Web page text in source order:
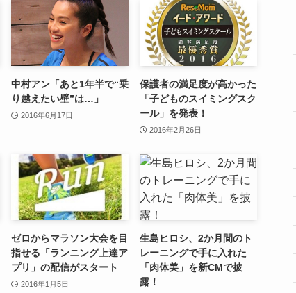
中村アン「あと1年半で“乗
り越えたい壁”は…」
2016年6月17日
保護者の満足度が高かった
「子どものスイミングスク
ール」を発表！
2016年2月26日
ゼロからマラソン大会を目
指せる「ランニング上達ア
プリ」の配信がスタート
2016年1月5日
生島ヒロシ、2か月間のト
レーニングで手に入れた
「肉体美」を新CMで披
露！